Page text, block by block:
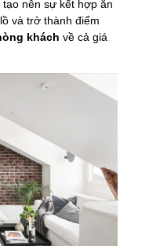
nên sự kết hợp ăn
và trở thành điểm
khách về cả giá